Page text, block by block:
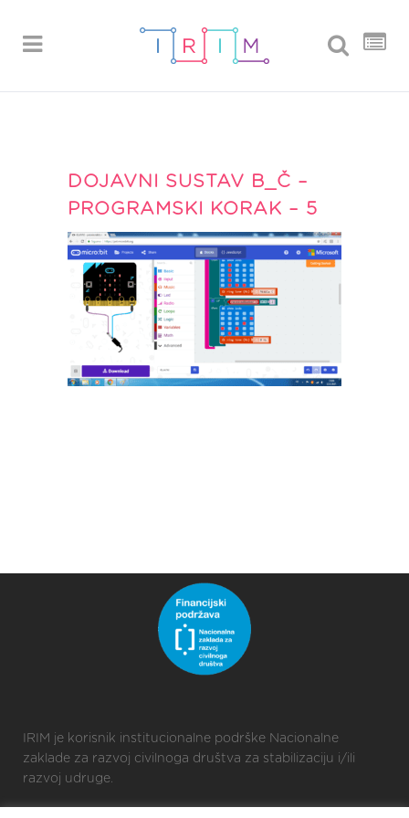
DOJAVNI SUSTAV B_Č –
PROGRAMSKI KORAK – 5
IRIM je korisnik institucionalne podrške Nacionalne
zaklade za razvoj civilnoga društva za stabilizaciju i/ili
razvoj udruge.